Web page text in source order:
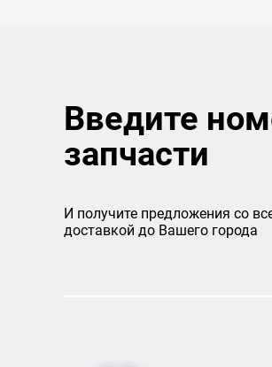
Введите
запчасти
И получите предложения со
доставкой до Вашего города